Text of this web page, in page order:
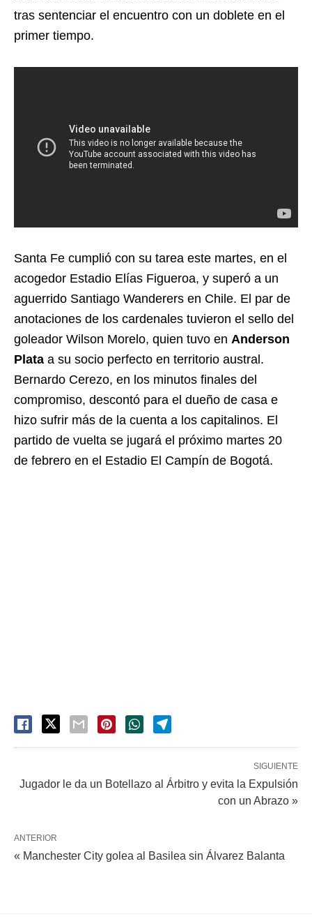
tras sentenciar el encuentro con un doblete en el
primer tiempo.
Santa Fe cumplió con su tarea este martes, en el
acogedor Estadio Elías Figueroa, y superó a un
aguerrido Santiago Wanderers en Chile. El par de
anotaciones de los cardenales tuvieron el sello del
goleador Wilson Morelo, quien tuvo en Anderson
Plata a su socio perfecto en territorio austral.
Bernardo Cerezo, en los minutos finales del
compromiso, descontó para el dueño de casa e
hizo sufrir más de la cuenta a los capitalinos. El
partido de vuelta se jugará el próximo martes 20
de febrero en el Estadio El Campín de Bogotá.
SIGUIENTE
Jugador le da un Botellazo al Árbitro y evita la Expulsión
con un Abrazo »
ANTERIOR
« Manchester City golea al Basilea​ sin Álvarez Balanta